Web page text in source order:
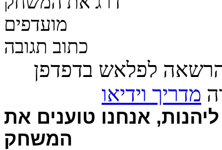
מועדפים
כתוב תגובה
לפלאש בדפדפן
מדריך וידיאו
אנחנו טוענים את
המשחק